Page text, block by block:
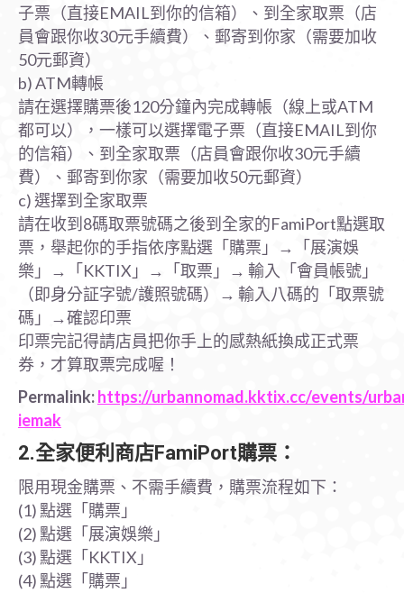
子票（直接EMAIL到你的信箱）、到全家取票（店
員會跟你收30元手續費）、郵寄到你家（需要加收
50元郵資）
b) ATM轉帳
請在選擇購票後120分鐘內完成轉帳（線上或ATM
都可以），一樣可以選擇電子票（直接EMAIL到你
的信箱）、到全家取票（店員會跟你收30元手續
費）、郵寄到你家（需要加收50元郵資）
c) 選擇到全家取票
請在收到8碼取票號碼之後到全家的FamiPort點選取
票，舉起你的手指依序點選「購票」→「展演娛
樂」→「KKTIX」→「取票」→ 輸入「會員帳號」
（即身分証字號/護照號碼）→ 輸入八碼的「取票號
碼」→確認印票
印票完記得請店員把你手上的感熱紙換成正式票
券，才算取票完成喔！
Permalink:https://urbannomad.kktix.cc/events/
iemak
2.全家便利商店FamiPort購票：
限用現金購票、不需手續費，購票流程如下：
(1) 點選「購票」
(2) 點選「展演娛樂」
(3) 點選「KKTIX」
(4) 點選「購票」